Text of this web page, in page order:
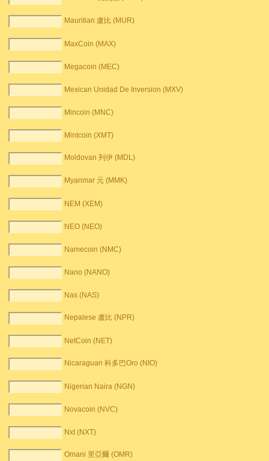
Mauritian 盧比 (MUR)
MaxCoin (MAX)
Megacoin (MEC)
Mexican Unidad De Inversion (MXV)
Mincoin (MNC)
Mintcoin (XMT)
Moldovan 列伊 (MDL)
Myanmar 元 (MMK)
NEM (XEM)
NEO (NEO)
Namecoin (NMC)
Nano (NANO)
Nas (NAS)
Nepalese 盧比 (NPR)
NetCoin (NET)
Nicaraguan 科多巴Oro (NIO)
Nigerian Naira (NGN)
Novacoin (NVC)
Nxt (NXT)
Omani 里亞爾 (OMR)